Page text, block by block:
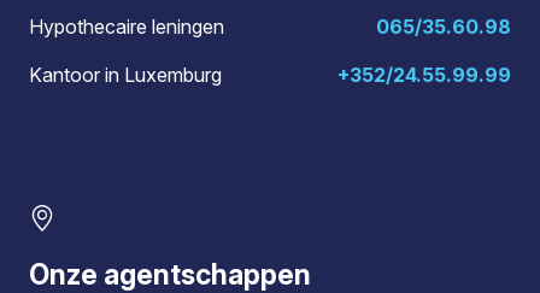
Hypothecaire leningen
065/35.60.98
Kantoor in Luxemburg
+352/24.55.99.99
Onze agentschappen